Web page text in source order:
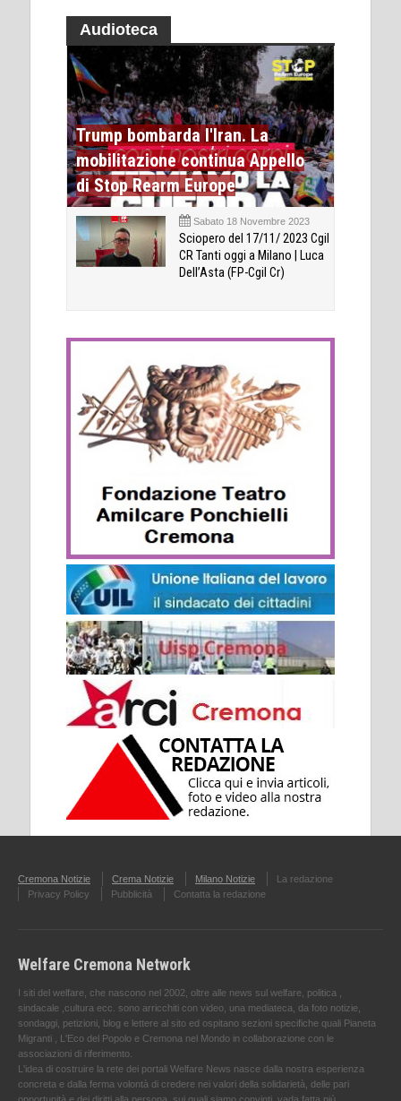
Audioteca
Trump bombarda l'Iran. La
mobilitazione continua Appello
di Stop Rearm Europe
Sabato 18 Novembre 2023
Sciopero del 17/11/ 2023 Cgil
CR Tanti oggi a Milano | Luca
Dell’Asta (FP-Cgil Cr)
Cremona Notizie Crema Notizie Milano Notizie
La redazione
Privacy Policy
Pubblicità Contatta la redazione
Welfare Cremona Network
I siti del welfare, che nascono nel 2002, oltre alle news sul welfare, politica ,
sindacale ,cultura ecc. sono arricchiti con video, una mediateca, da foto notizie,
sondaggi, petizioni, blog e lettere al sito ed ospitano sezioni specifiche quali Pianeta
Migranti , L'Eco del Popolo e Cremona nel Mondo in collaborazione con le
associazioni di riferimento.
L'idea di costruire la rete dei portali Welfare News nasce dalla nostra esperienza
concreta e dalla ferma volontà di credere nei valori della solidarietà, delle pari